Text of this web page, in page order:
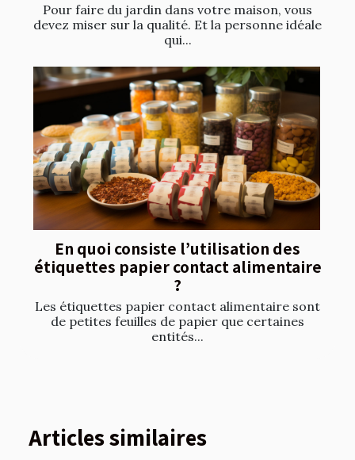
Pour faire du jardin dans votre maison, vous
devez miser sur la qualité. Et la personne idéale
qui...
En quoi consiste l’utilisation des
étiquettes papier contact alimentaire
?
Les étiquettes papier contact alimentaire sont
de petites feuilles de papier que certaines
entités...
Articles similaires